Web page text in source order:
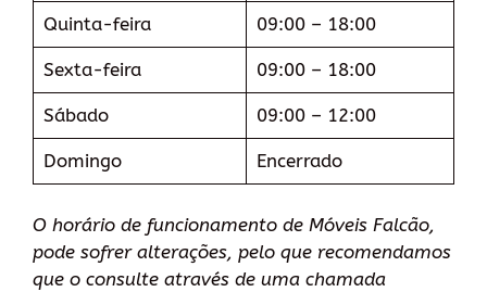
Quinta-feira 09:00 – 18:00
Sexta-feira 09:00 – 18:00
Sábado 09:00 – 12:00
Domingo Encerrado
O horário de funcionamento de Móveis Falcão,
pode sofrer alterações, pelo que recomendamos
que o consulte através de uma chamada